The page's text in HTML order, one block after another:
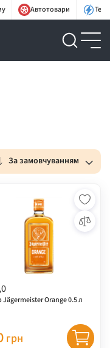
Автотовари
За замовчуванням
Jägermeister Orange 0.5 л
грн